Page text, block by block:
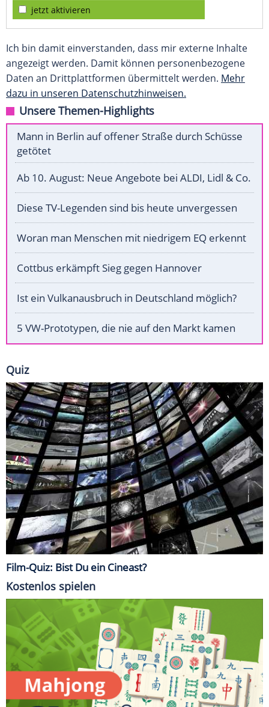
jetzt aktivieren
Ich bin damit einverstanden, dass mir externe Inhalte
angezeigt werden. Damit können personenbezogene
Daten an Drittplattformen übermittelt werden. Mehr
dazu in unseren Datenschutzhinweisen.
Unsere Themen-Highlights
Mann in Berlin auf offener Straße durch Schüsse
getötet
Ab 10. August: Neue Angebote bei ALDI, Lidl & Co.
Diese TV-Legenden sind bis heute unvergessen
Woran man Menschen mit niedrigem EQ erkennt
Cottbus erkämpft Sieg gegen Hannover
Ist ein Vulkanausbruch in Deutschland möglich?
5 VW-Prototypen, die nie auf den Markt kamen
Quiz
Film-Quiz: Bist Du ein Cineast?
Kostenlos spielen